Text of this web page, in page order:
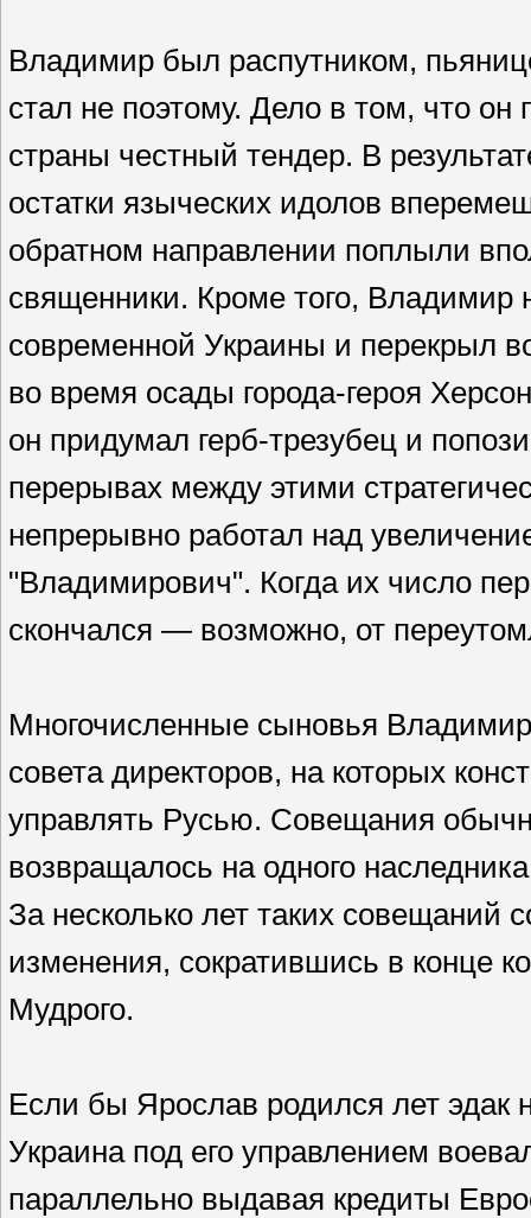
Владимир был распутником,
стал не поэтому. Дело в том, что
страны честный тендер. В
остатки языческих идолов
обратном направлении поплыли
священники. Кроме того, Владимир
современной Украины и перекрыл
во время осады города-героя
он придумал герб-трезубец и
перерывах между этими
непрерывно работал над
"Владимирович". Когда их число
скончался — возможно, от
Многочисленные сыновья
совета директоров, на которых
управлять Русью. Совещания
возвращалось на одного
За несколько лет таких совещаний
изменения, сократившись в конце
Мудрого.
Если бы Ярослав родился лет эдак
Украина под его управлением
параллельно выдавая кредиты